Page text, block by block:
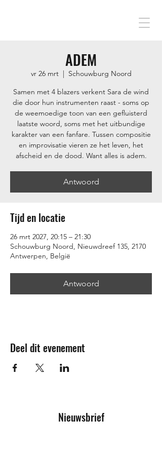
ADEM
vr 26 mrt
  |
Schouwburg Noord
Samen met 4 blazers verkent Sara de wind
die door hun instrumenten raast - soms op
de weemoedige toon van een gefluisterd
laatste woord, soms met het uitbundige
karakter van een fanfare. Tussen compositie
en improvisatie vieren ze het leven, het
afscheid en de dood. Want alles is adem.
Antwoord
Tijd en locatie
26 mrt 2027, 20:15 – 21:30
Schouwburg Noord, Nieuwdreef 135, 2170
Antwerpen, België
Antwoord
Deel dit evenement
Nieuwsbrief